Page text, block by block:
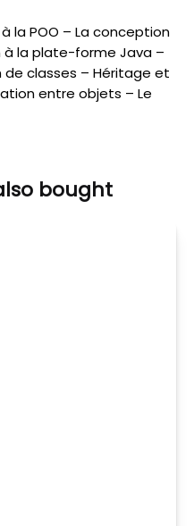
la POO – La conception
la plate-forme Java –
classes – Héritage et
entre objets – Le
bought